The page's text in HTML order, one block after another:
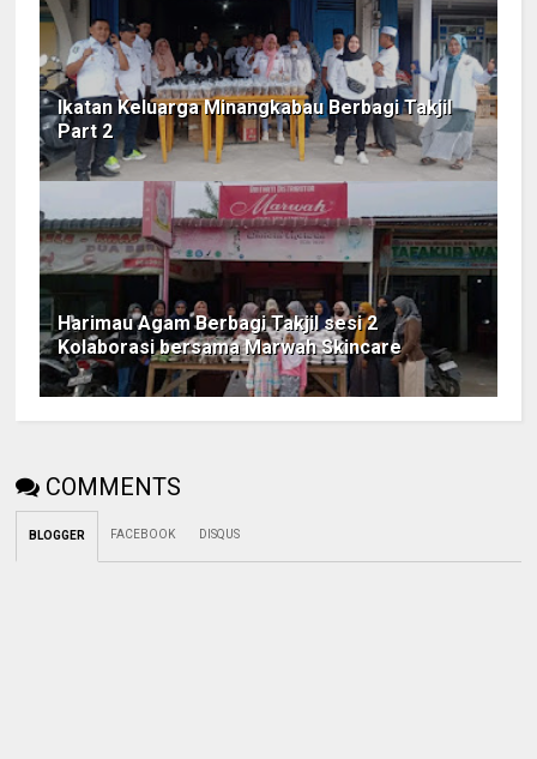
Ikatan Keluarga Minangkabau Berbagi Takjil
Part 2
Harimau Agam Berbagi Takjil sesi 2
Kolaborasi bersama Marwah Skincare
COMMENTS
BLOGGER FACEBOOK DISQUS